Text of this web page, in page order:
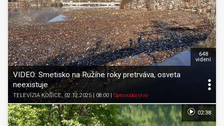
VIDEO: Smetisko na Ružíne roky pretrváva, osveta
neexistuje
TELEVÍZIA KOŠICE, 02.12.2025 | 08:00 Spravodajstvo
648
videní
02:38